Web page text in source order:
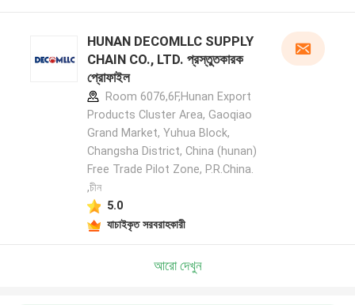
HUNAN DECOMLLC SUPPLY
CHAIN CO., LTD. প্রস্তুতকারক
প্রোফাইল
Room 6076,6F,Hunan Export
Products Cluster Area, Gaoqiao
Grand Market, Yuhua Block,
Changsha District, China (hunan)
Free Trade Pilot Zone, P.R.China.
,চীন
5.0
যাচাইকৃত সরবরাহকারী
আরো দেখুন